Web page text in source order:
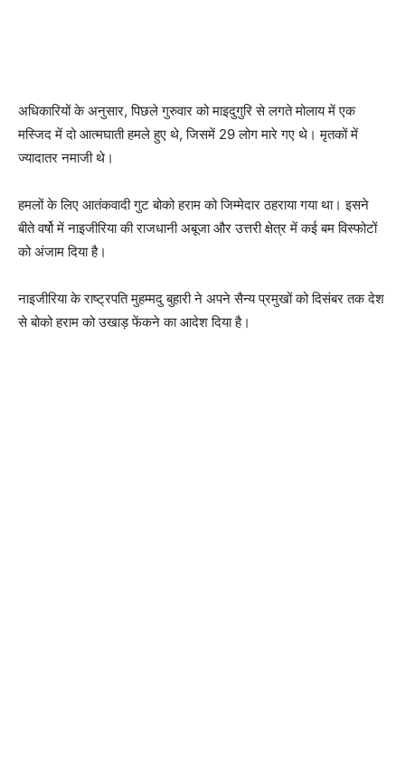
अधिकारियों के अनुसार, पिछले गुरुवार को माइदुगुरि से लगते मोलाय में एक
मस्जिद में दो आत्मघाती हमले हुए थे, जिसमें 29 लोग मारे गए थे। मृतकों में
ज्यादातर नमाजी थे।
हमलों के लिए आतंकवादी गुट बोको हराम को जिम्मेदार ठहराया गया था। इसने
बीते वर्षो में नाइजीरिया की राजधानी अबूजा और उत्तरी क्षेत्र में कई बम विस्फोटों
को अंजाम दिया है।
नाइजीरिया के राष्ट्रपति मुहम्मदु बुहारी ने अपने सैन्य प्रमुखों को दिसंबर तक देश
से बोको हराम को उखाड़ फेंकने का आदेश दिया है।